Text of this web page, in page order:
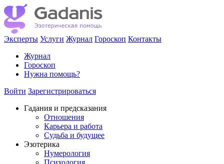
Эксперты Услуги Журнал Гороскоп Контакты
Журнал
Гороскоп
Нужна помощь?
Войти Зарегистрироваться
Гадания и предсказания
Отношения
Карьера и работа
Cудьба и будущее
Эзотерика
Нумерология
Психология